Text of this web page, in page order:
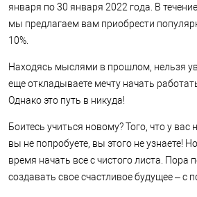
января по 30 января 2022 года. В
мы предлагаем вам приобрести
10%.
Находясь мыслями в прошлом, нельзя
еще откладываете мечту начать
Однако это путь в никуда!
Боитесь учиться новому? Того, что у вас
вы не попробуете, вы этого не узнаете!
время начать все с чистого листа. Пора
создавать свое счастливое будущее – с